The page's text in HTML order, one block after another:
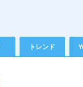
トレンド